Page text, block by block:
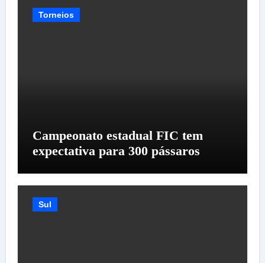
Torneios
Campeonato estadual FIC tem
expectativa para 300 pássaros
Sul